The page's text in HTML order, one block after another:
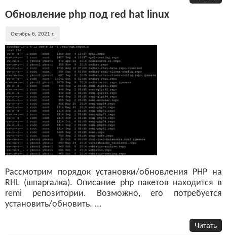
Обновление php под red hat linux
Октябрь 6, 2021 г.
Рассмотрим порядок установки/обновления PHP на
RHL (шпаргалка). Описание php пакетов находится в
remi репозитории. Возможно, его потребуется
установить/обновить. ...
Читать